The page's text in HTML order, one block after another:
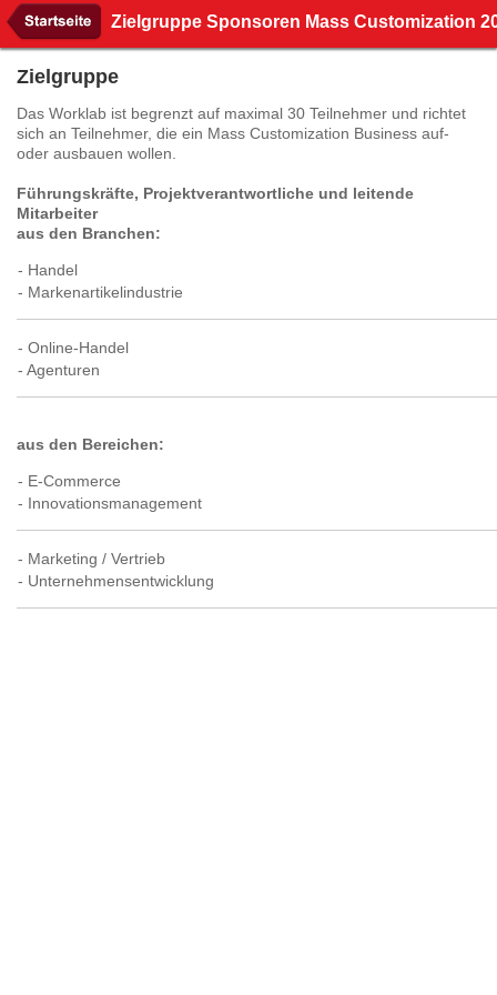
Zielgruppe Sponsoren Mass Customization
Zielgruppe
Das Worklab ist begrenzt auf maximal 30 Teilnehmer und richtet
sich an Teilnehmer, die ein Mass Customization Business auf-
oder ausbauen wollen.
Führungskräfte, Projektverantwortliche und leitende
Mitarbeiter
aus den Branchen:
- Handel
- Markenartikelindustrie
- Online-Handel
- Agenturen
aus den Bereichen:
- E-Commerce
- Innovationsmanagement
- Marketing / Vertrieb
- Unternehmensentwicklung